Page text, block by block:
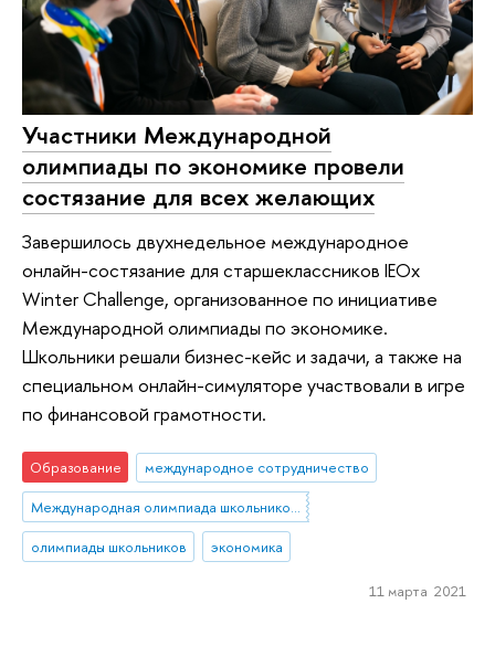
Участники Международной
олимпиады по экономике провели
состязание для всех желающих
Завершилось двухнедельное международное
онлайн-состязание для старшеклассников IEOx
Winter Challenge, организованное по инициативе
Международной олимпиады по экономике.
Школьники решали бизнес-кейс и задачи, а также на
специальном онлайн-симуляторе участвовали в игре
по финансовой грамотности.
Образование
международное сотрудничество
Международная олимпиада школьников по экономике
олимпиады школьников
экономика
11 марта 2021